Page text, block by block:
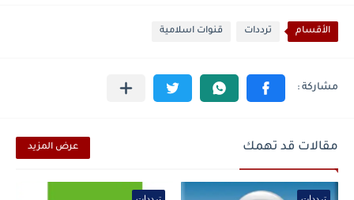
الأقسام ترددات قنوات اسلامية
مقالات قد تهمك عرض المزيد